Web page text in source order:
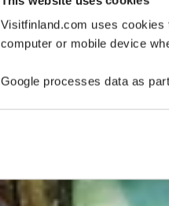
Visitfinland.com uses
computer or mobile device
Google processes data as